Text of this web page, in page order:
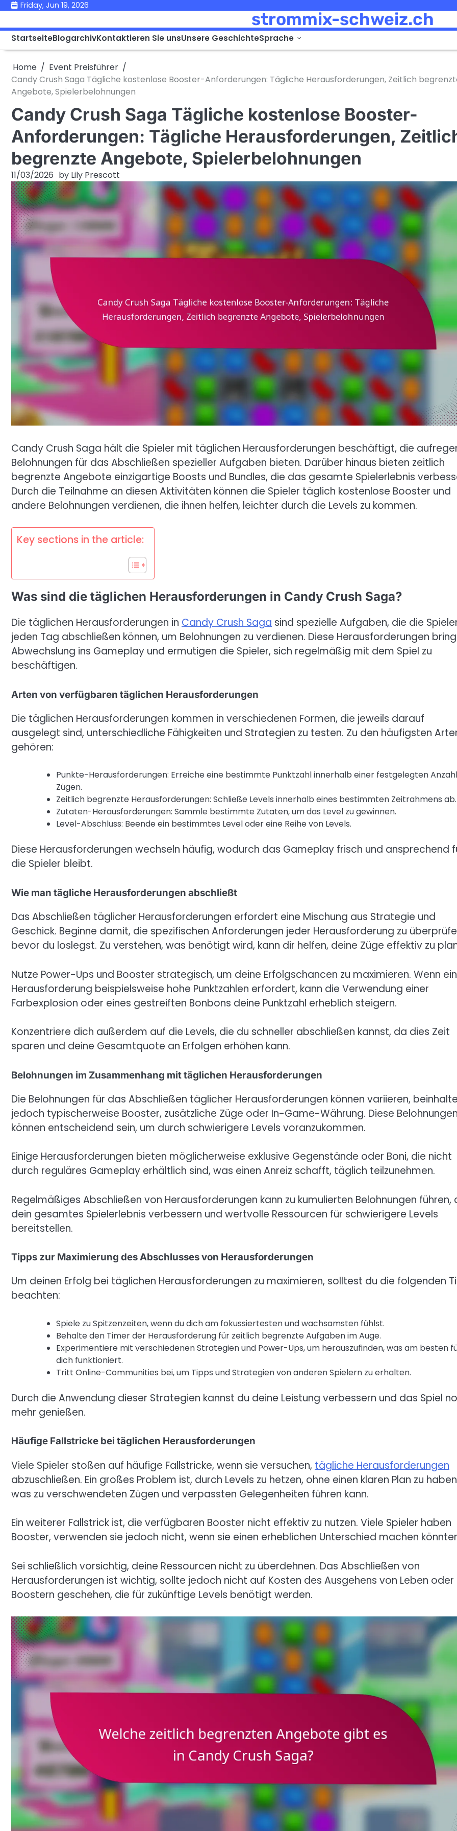
Skip
content
Friday, Jun 19, 2026
strommix-schweiz.ch
StartseiteBlogarchivKontaktieren Sie unsUnsere GeschichteSprache
Home
Event Preisführer
Candy Crush Saga Tägliche kostenlose Booster-Anforderungen: Tägliche Herausforderungen, Zeitlich
Angebote, Spielerbelohnungen
Candy Crush Saga Tägliche kostenlose Booster-
Anforderungen: Tägliche Herausforderungen,
begrenzte Angebote, Spielerbelohnungen
11/03/2026 by Lily Prescott
Candy Crush Saga hält die Spieler mit täglichen Herausforderungen beschäftigt, die
Belohnungen für das Abschließen spezieller Aufgaben bieten. Darüber hinaus bieten zeitlich
begrenzte Angebote einzigartige Boosts und Bundles, die das gesamte Spielerlebnis
Durch die Teilnahme an diesen Aktivitäten können die Spieler täglich kostenlose Booster und
andere Belohnungen verdienen, die ihnen helfen, leichter durch die Levels zu kommen.
Key sections in the article:
Was sind die täglichen Herausforderungen in Candy Crush Saga?
Die täglichen Herausforderungen in Candy Crush Saga sind spezielle Aufgaben, die die
jeden Tag abschließen können, um Belohnungen zu verdienen. Diese Herausforderungen
Abwechslung ins Gameplay und ermutigen die Spieler, sich regelmäßig mit dem Spiel zu
beschäftigen.
Arten von verfügbaren täglichen Herausforderungen
Die täglichen Herausforderungen kommen in verschiedenen Formen, die jeweils darauf
ausgelegt sind, unterschiedliche Fähigkeiten und Strategien zu testen. Zu den häufigsten
gehören:
Punkte-Herausforderungen: Erreiche eine bestimmte Punktzahl innerhalb einer festgelegten
Zügen.
Zeitlich begrenzte Herausforderungen: Schließe Levels innerhalb eines bestimmten Zeitrahmens ab.
Zutaten-Herausforderungen: Sammle bestimmte Zutaten, um das Level zu gewinnen.
Level-Abschluss: Beende ein bestimmtes Level oder eine Reihe von Levels.
Diese Herausforderungen wechseln häufig, wodurch das Gameplay frisch und ansprechend
die Spieler bleibt.
Wie man tägliche Herausforderungen abschließt
Das Abschließen täglicher Herausforderungen erfordert eine Mischung aus Strategie und
Geschick. Beginne damit, die spezifischen Anforderungen jeder Herausforderung zu
bevor du loslegst. Zu verstehen, was benötigt wird, kann dir helfen, deine Züge effektiv zu
Nutze Power-Ups und Booster strategisch, um deine Erfolgschancen zu maximieren. Wenn
Herausforderung beispielsweise hohe Punktzahlen erfordert, kann die Verwendung einer
Farbexplosion oder eines gestreiften Bonbons deine Punktzahl erheblich steigern.
Konzentriere dich außerdem auf die Levels, die du schneller abschließen kannst, da dies Zeit
sparen und deine Gesamtquote an Erfolgen erhöhen kann.
Belohnungen im Zusammenhang mit täglichen Herausforderungen
Die Belohnungen für das Abschließen täglicher Herausforderungen können variieren,
jedoch typischerweise Booster, zusätzliche Züge oder In-Game-Währung. Diese Belohnungen
können entscheidend sein, um durch schwierigere Levels voranzukommen.
Einige Herausforderungen bieten möglicherweise exklusive Gegenstände oder Boni, die nicht
durch reguläres Gameplay erhältlich sind, was einen Anreiz schafft, täglich teilzunehmen.
Regelmäßiges Abschließen von Herausforderungen kann zu kumulierten Belohnungen führen,
dein gesamtes Spielerlebnis verbessern und wertvolle Ressourcen für schwierigere Levels
bereitstellen.
Tipps zur Maximierung des Abschlusses von Herausforderungen
Um deinen Erfolg bei täglichen Herausforderungen zu maximieren, solltest du die folgenden
beachten:
Spiele zu Spitzenzeiten, wenn du dich am fokussiertesten und wachsamsten fühlst.
Behalte den Timer der Herausforderung für zeitlich begrenzte Aufgaben im Auge.
Experimentiere mit verschiedenen Strategien und Power-Ups, um herauszufinden, was am besten
dich funktioniert.
Tritt Online-Communities bei, um Tipps und Strategien von anderen Spielern zu erhalten.
Durch die Anwendung dieser Strategien kannst du deine Leistung verbessern und das Spiel
mehr genießen.
Häufige Fallstricke bei täglichen Herausforderungen
Viele Spieler stoßen auf häufige Fallstricke, wenn sie versuchen, tägliche Herausforderungen
abzuschließen. Ein großes Problem ist, durch Levels zu hetzen, ohne einen klaren Plan zu
was zu verschwendeten Zügen und verpassten Gelegenheiten führen kann.
Ein weiterer Fallstrick ist, die verfügbaren Booster nicht effektiv zu nutzen. Viele Spieler haben
Booster, verwenden sie jedoch nicht, wenn sie einen erheblichen Unterschied machen
Sei schließlich vorsichtig, deine Ressourcen nicht zu überdehnen. Das Abschließen von
Herausforderungen ist wichtig, sollte jedoch nicht auf Kosten des Ausgehens von Leben oder
Boostern geschehen, die für zukünftige Levels benötigt werden.